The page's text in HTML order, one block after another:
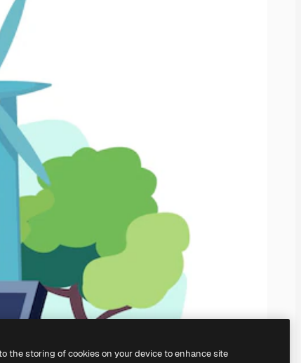
the storing of cookies on your device to enhance site